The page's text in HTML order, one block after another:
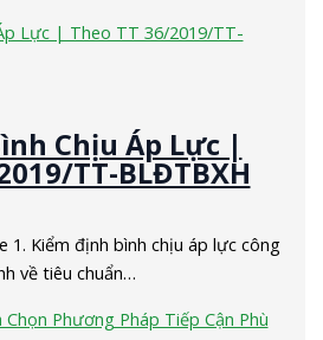
Chịu Áp Lực |
TT-BLĐTBXH
1. Kiểm định bình chịu áp lực công
về tiêu chuẩn…